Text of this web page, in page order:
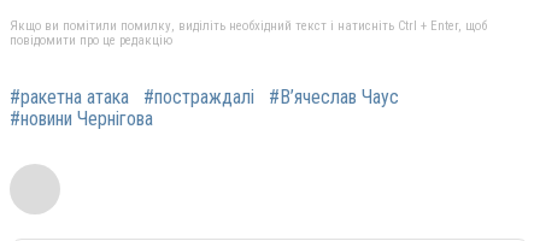
Якщо ви помітили помилку, виділіть необхідний текст і натисніть Ctrl + Enter, щоб
повідомити про це редакцію
#ракетна атака #постраждалі
#В’ячеслав Чаус
#новини Чернігова